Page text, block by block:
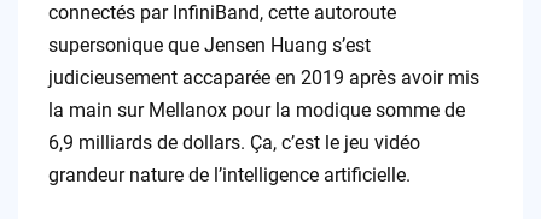
connectés par InfiniBand, cette autoroute
supersonique que Jensen Huang s’est
judicieusement accaparée en 2019 après avoir mis
la main sur Mellanox pour la modique somme de
6,9 milliards de dollars. Ça, c’est le jeu vidéo
grandeur nature de l’intelligence artificielle.